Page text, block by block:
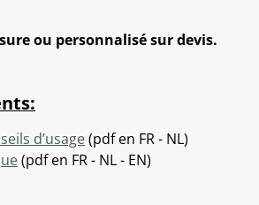
ou personnalisé sur devis.
d’usage(pdf en FR - NL)
(pdf en FR - NL - EN)